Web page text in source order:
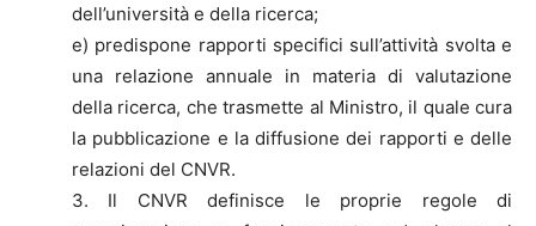
dell’università e della ricerca;
e) predispone rapporti specifici sull’attività svolta e
una relazione annuale in materia di valutazione
della ricerca, che trasmette al Ministro, il quale cura
la pubblicazione e la diffusione dei rapporti e delle
relazioni del CNVR.
3. Il CNVR definisce le proprie regole di